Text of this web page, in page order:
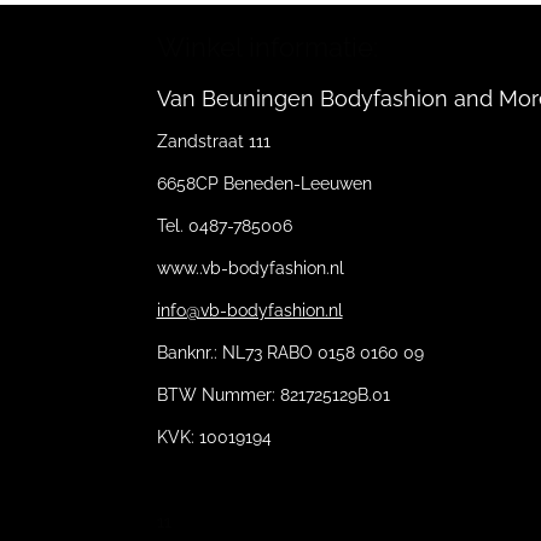
Van Beuningen Bodyfashion and
Zandstraat 111
6658CP Beneden-Leeuwen
Tel. 0487-785006
www..vb-bodyfashion.nl
info@vb-bodyfashion.nl
Banknr.: NL73 RABO 0158 0160 09
BTW Nummer: 821725129B.01
KVK: 10019194